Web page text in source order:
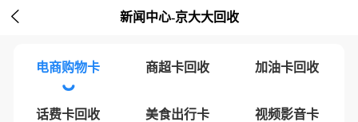
 新闻中心-京大大回收
电商购物卡 商超卡回收 加油卡回收
话费卡回收 美食出行卡 视频影音卡